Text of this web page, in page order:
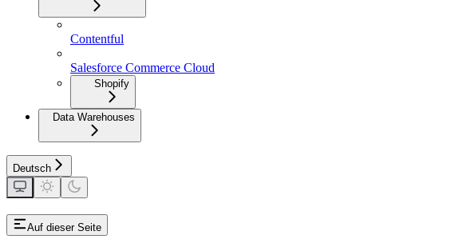
Contentful
Salesforce Commerce Cloud
Shopify
Data Warehouses
Deutsch
Auf dieser Seite